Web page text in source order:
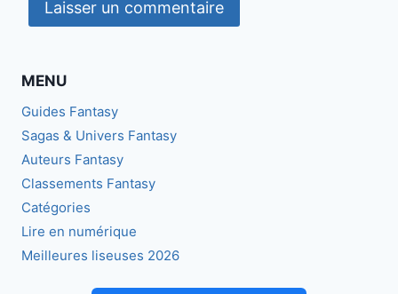
MENU
Guides Fantasy
Sagas & Univers Fantasy
Auteurs Fantasy
Classements Fantasy
Catégories
Lire en numérique
Meilleures liseuses 2026